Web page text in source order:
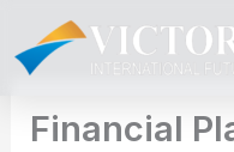
content
Financial